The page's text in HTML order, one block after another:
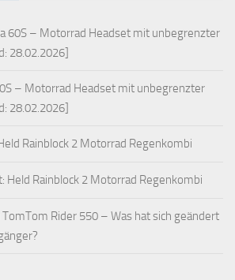
60S – Motorrad Headset mit unbegrenzter
28.02.2026]
– Motorrad Headset mit unbegrenzter
28.02.2026]
Rainblock 2 Motorrad Regenkombi
Held Rainblock 2 Motorrad Regenkombi
TomTom Rider 550 – Was hat sich geändert